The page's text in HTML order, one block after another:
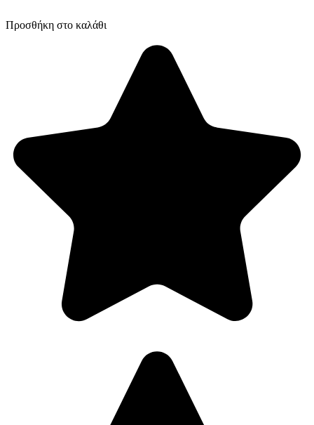
Προσθήκη στο καλάθι